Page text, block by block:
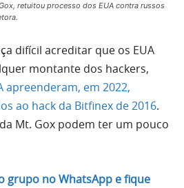
retuitou processo dos EUA contra russos
difícil acreditar que os EUA
montante dos hackers,
apreenderam, em 2022,
ao hack da Bitfinex de 2016.
Mt. Gox podem ter um pouco
grupo no WhatsApp e fique